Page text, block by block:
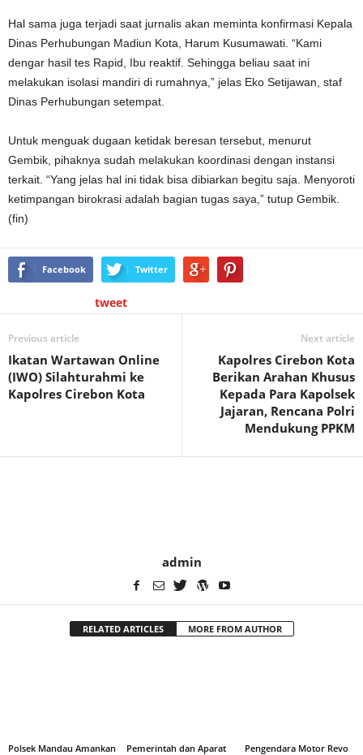
Hal sama juga terjadi saat jurnalis akan meminta konfirmasi Kepala
Dinas Perhubungan Madiun Kota, Harum Kusumawati. “Kami
dengar hasil tes Rapid, Ibu reaktif. Sehingga beliau saat ini
melakukan isolasi mandiri di rumahnya,” jelas Eko Setijawan, staf
Dinas Perhubungan setempat.
Untuk menguak dugaan ketidak beresan tersebut, menurut
Gembik, pihaknya sudah melakukan koordinasi dengan instansi
terkait. “Yang jelas hal ini tidak bisa dibiarkan begitu saja. Menyoroti
ketimpangan birokrasi adalah bagian tugas saya,” tutup Gembik.
(fin)
Facebook Twitter
tweet
Previous article
Ikatan Wartawan Online
(IWO) Silahturahmi ke
Kapolres Cirebon Kota
Next article
Kapolres Cirebon Kota
Berikan Arahan Khusus
Kepada Para Kapolsek
Jajaran, Rencana Polri
Mendukung PPKM
admin
RELATED ARTICLES MORE FROM AUTHOR
Polsek Mandau Amankan Pemerintah dan Aparat Pengendara Motor Revo